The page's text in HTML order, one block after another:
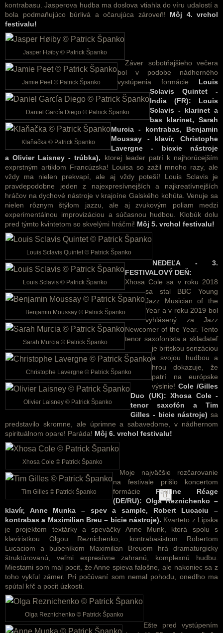
kontrabasu. Jasperova hudba ma doslova vtiahla do víru udalostí a
bola podmaňujúco búrlivá a očarujúca zároveň! Môj 4. vrchol
festivalu!
Jasper Høiby © Patrick Španko
Jamie Peet © Patrick Španko
Daniel García Diego © Patrick Španko
Klaňačka © Patrick Španko
Záver sobotňajšieho večera
bol v podobe nádherného
vystúpenia formácie Louis
Sclavis Quintet -
India (FR): Louis
Sclavis - klarinet a
bas klarinet, Sarah
Murcia - kontrabas, Benjamin
Moussay - klavír, Christophe
Lavergne - bicxie nástroje
aOlivier Laisney - trúbka), ktorej leader patrí k najhorúcejším
exprstným artiklom Francúzska! Louisa so zažil mnoho razy, ale
vždy ma nielen prekvapí, ale aj vždy poteší! Louis Sclavis je
pravdepodobne jeden z najexpresívnejších a najkreatívnejších
hráčov na dychové nástroje v krajoíne Galského kohúta. Venuje sa
nielen rôznym štýlom jazzu, ale aj zvukovým poliam medzi
experimentálnou improvizáciou a súčasnou hudbou. Klobúk dolu
pred týmto kvintetom so skvelými hráčmi! Môj 5. vrchol festivalu!
Louis Sclavis Quintet © Patrick Španko
Louis Sclavis © Patrick Španko
Benjamin Moussay © Patrick Španko
Sarah Murcia © Patrick Španko
Christophe Lavergne © Patrick Španko
Olivier Laisney © Patrick Španko
NEDEĽA - 3.
FESTIVALOVÝ DEŇ:
Xhosa Cole sa v roku 2018
sa stal BBC Young
Jazz Musician of the
Year a v roku 2019 bol
vyhlásený za Jazz
Newcomer of the Year. Tento
tenor saxofonista a skladateľ
je britskou senzáciou
a svojou hudbou a
hrou dokazuje, že
patrí na európske
výslnie! Cole /Gilles
Duo (UK): Xhosa Cole -
tenor saxofón a Tim
Gilles - bicie nástroje) sa
predstavilo skromne, ale úprimne a sabavedome, v nádhernom
spirituálnom opare! Paráda! Môj 6. vrchol festivalu!
Xhosa Cole © Patrick Španko
Tim Gilles © Patrick Španko
Moje najväčšie rozčarovanie
na festivale prišlo koncertom
formácie Pauline Réage
(DE/RU): Olga Reznichenko –
klavír, Anne Munka – spev a sample, Robert Lucaciu –
kontrabas a Maximilian Breu – bicie nástroje). Kvarteto z Lipska
je projektom textárky a speváčky Anne Munk, ktorá spolu s
klaviristkou Olgou Reznichenko, kontrabasistom Robertom
Lucaciom a bubeníkom Maximilian Breuom hrá dramaturgicky
štruktúrovanú, veľmi expresívne zahranú, komplexnú hudbu.
Miestami som mal pocit, že Anne spieva falošne, ale nakoniec sa z
toho vykľul zámer. Pri počúvaní som nemal pohodu, onedlho ma
spútal kŕč a pocit úzkosti.
Olga Reznichenko © Patrick Španko
Ešte pred vystúpením